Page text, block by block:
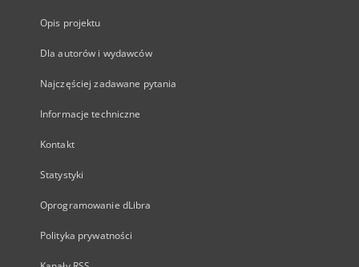
Opis projektu
Dla autorów i wydawców
Najczęściej zadawane pytania
Informacje techniczne
Kontakt
Statystyki
Oprogramowanie dLibra
Polityka prywatności